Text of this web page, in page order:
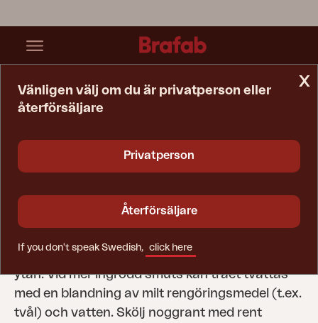
Furu
För att ta hand om utemöbler i furu
rekommenderar vi att de tvättas två gånger om
träets fiberriktning för att ta bort smuts från
ytan. Vid mer ingrodd smuts kan träet tvättas
med en blandning av milt rengöringsmedel (t.ex.
tvål) och vatten. Skölj noggrant med rent
x
Vänligen välj om du är privatperson eller
återförsäljare
Privatperson
Återförsäljare
If you don't speak Swedish, click here